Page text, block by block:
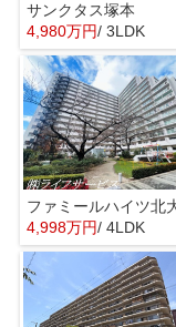
サンクタス塚本
4,980万円/ 3LDK
4,998万円/ 4LDK